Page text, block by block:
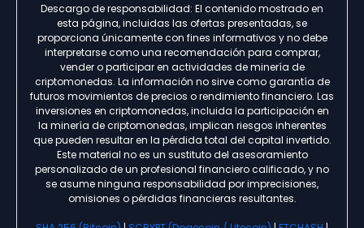
Descargo de responsabilidad: El contenido mostrado en
esta página, incluidas las ofertas presentadas, se
proporciona únicamente con fines informativos y no debe
interpretarse como una recomendación para comprar,
vender o participar en actividades de minería de
criptomonedas. La información no sirve como garantía de
futuros movimientos de precios o rendimiento financiero. Las
inversiones en criptomonedas, incluida la participación en
la minería de criptomonedas, implican riesgos inherentes
que pueden resultar en la pérdida total del capital invertido.
Este material no es un sustituto del asesoramiento
personalizado de un profesional financiero calificado, y no
se asume ninguna responsabilidad por imprecisiones,
omisiones o pérdidas financieras resultantes.